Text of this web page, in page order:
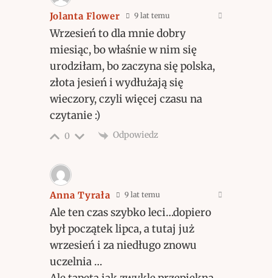
Jolanta Flower 9 lat temu
Wrzesień to dla mnie dobry
miesiąc, bo właśnie w nim się
urodziłam, bo zaczyna się polska,
złota jesień i wydłużają się
wieczory, czyli więcej czasu na
czytanie :)
0 Odpowiedz
Anna Tyrała 9 lat temu
Ale ten czas szybko leci…dopiero
był początek lipca, a tutaj już
wrzesień i za niedługo znowu
uczelnia …